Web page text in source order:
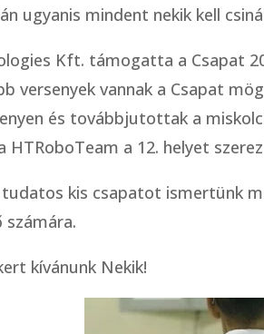
ugyanis mindent nekik kell
Kft. támogatta a Csapat
versenyek vannak a Csapat
és továbbjutottak a
HTRoboTeam a 12. helyet
tudatos kis csapatot ismertünk
kívánunk Nekik!